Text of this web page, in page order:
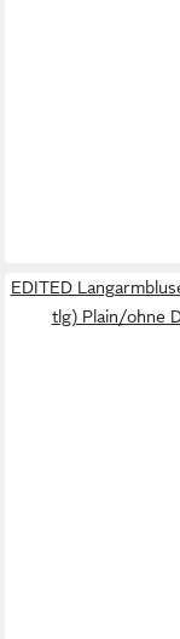
EDITED
tlg) Plain/ohne